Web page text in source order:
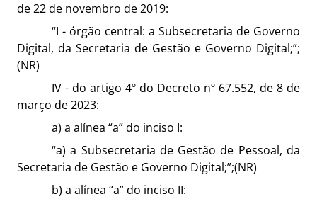
de 22 de novembro de 2019:
“I - órgão central: a Subsecretaria de Governo
Digital, da Secretaria de Gestão e Governo Digital;”;
(NR)
IV - do artigo 4º do Decreto nº 67.552, de 8 de
março de 2023:
a) a alínea “a” do inciso I:
“a) a Subsecretaria de Gestão de Pessoal, da
Secretaria de Gestão e Governo Digital;”;(NR)
b) a alínea “a” do inciso II: